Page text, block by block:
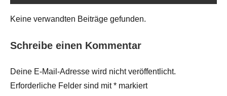
Keine verwandten Beiträge gefunden.
Schreibe einen Kommentar
Deine E-Mail-Adresse wird nicht veröffentlicht.
Erforderliche Felder sind mit* markiert